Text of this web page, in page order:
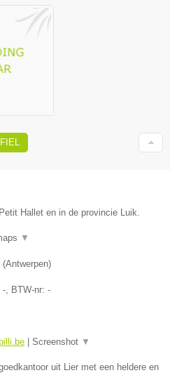
Hallet en in de provincie Luik.
▼
(Antwerpen)
-, BTW-nr: -
Screenshot ▼
uit Lier met een heldere en